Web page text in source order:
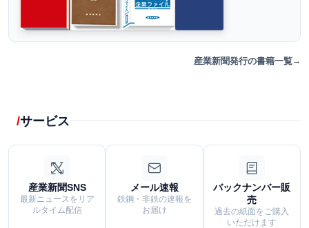
産業新聞発行の書籍一覧
サービス
産業新聞SNS
最新ニュースをリア
ルタイム配信
メール速報
鉄鋼・非鉄の速報を
お届け
バックナンバー販
売
過去の紙面をご購入
いただけます